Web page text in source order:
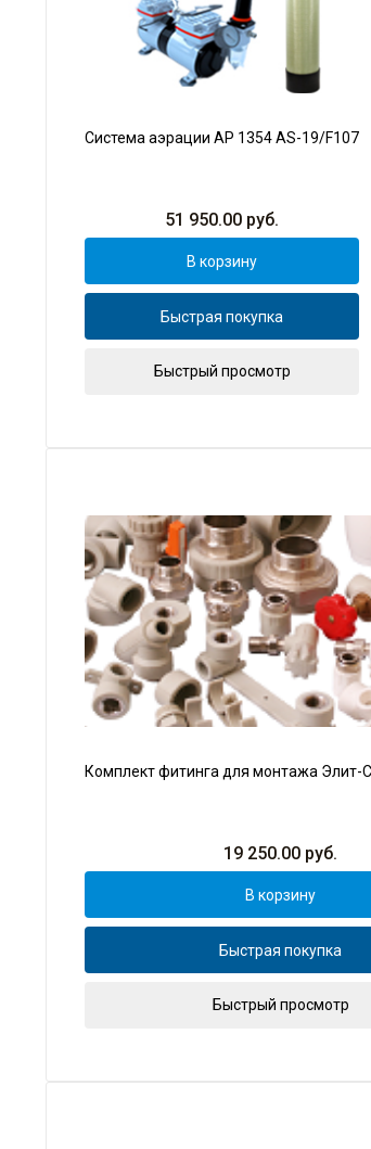
Система аэрации AP 1354 AS-19/F107
51 950.00 руб.
В корзину
Быстрая покупка
Быстрый просмотр
Комплект фитинга для монтажа Элит-
19 250.00 руб.
В корзину
Быстрая покупка
Быстрый просмотр